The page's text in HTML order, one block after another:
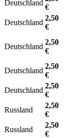
Deutschland
€
Deutschland
2,50
€
Deutschland
2,50
€
Deutschland
2,50
€
Deutschland
2,50
€
Russland
2,50
€
Russland
2,50
€